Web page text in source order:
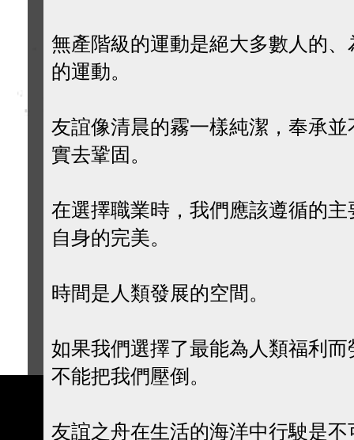
無產階級的運動是絕大多數人的
的運動。
友誼像清晨的霧一樣純潔，奉承
實去鞏固。
在選擇職業時，我們應該遵循的
自身的完美。
時間是人類發展的空間。
如果我們選擇了最能為人類福利
不能把我們壓倒。
友誼之舟在生活的海洋中行駛是